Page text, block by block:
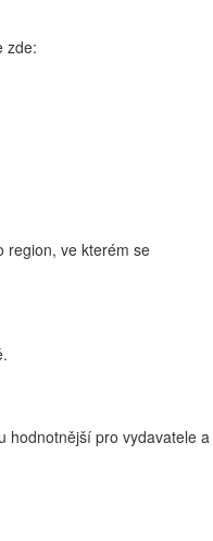
zde:
region, ve kterém se
hodnotnější pro vydavatele a